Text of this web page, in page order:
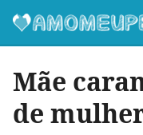
Mãe
de